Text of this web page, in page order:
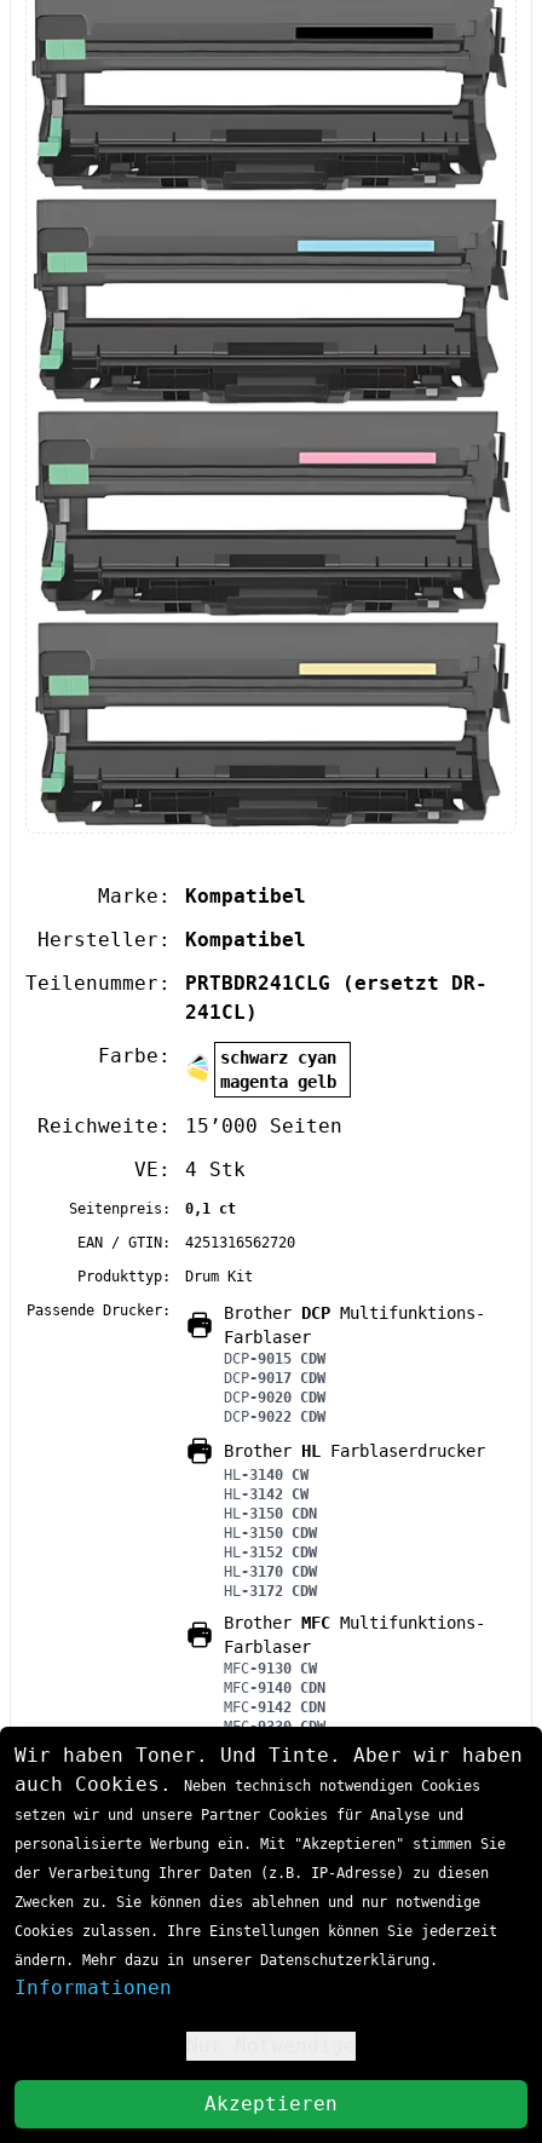
Marke:
Kompatibel
Hersteller:
Kompatibel
Teilenummer:
PRTBDR241CLG
(ersetzt DR-
241CL)
Farbe:
schwarz cyan
magenta gelb
Reichweite:
15’000 Seiten
VE:
4 Stk
Seitenpreis:
0,1 ct
EAN / GTIN:
4251316562720
Produkttyp:
Drum Kit
Passende Drucker:
Brother DCP Multifunktions-
Farblaser
DCP-9015 CDW
DCP-9017 CDW
DCP-9020 CDW
DCP-9022 CDW
Brother HL Farblaserdrucker
HL-3140 CW
HL-3142 CW
HL-3150 CDN
HL-3150 CDW
HL-3152 CDW
HL-3170 CDW
HL-3172 CDW
Brother MFC Multifunktions-
Farblaser
MFC-9130 CW
MFC-9140 CDN
MFC-9142 CDN
MFC-9330 CDW
MFC
-9332 CDW
MFC-9335 CDW
MFC-9340 CDW
-9342 CDW
Kompatibel PRTBDR241CLG Drum Kit MultiPack
BK,C,M,Y, 4x15.000 Seiten VE=4 (ersetzt Brother
DR241CL)
Sofort lieferbar Lieferzeit 1-3 Tage
61,76 €
In den Einkaufswagen
Wir haben Toner. Und Tinte. Aber wir haben
auch Cookies.
Neben technisch notwendigen Cookies
setzen wir und unsere Partner Cookies für Analyse und
personalisierte Werbung ein. Mit "Akzeptieren" stimmen Sie
der Verarbeitung Ihrer Daten (z.B. IP-Adresse) zu diesen
Zwecken zu. Sie können dies ablehnen und nur notwendige
Cookies zulassen. Ihre Einstellungen können Sie jederzeit
ändern. Mehr dazu in unserer Datenschutzerklärung.
Informationen
Akzeptieren